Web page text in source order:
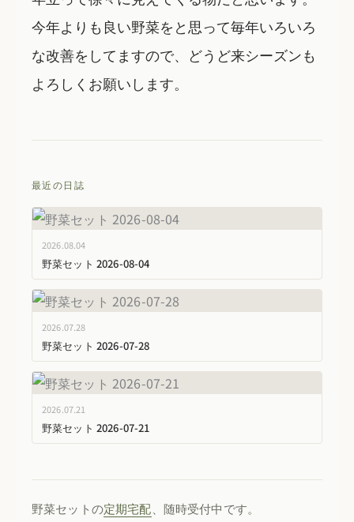
今年よりも良い野菜をと思って毎年いろいろ
な改善をしてますので、どうど来シーズンも
よろしくお願いします。
最近の日誌
2026.08.04
野菜セット 2026-08-04
2026.07.28
野菜セット 2026-07-28
2026.07.21
野菜セット 2026-07-21
野菜セットの定期宅配、随時受付中です。